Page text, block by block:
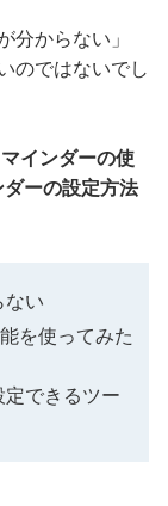
分からない」
のではないでし
インダーの使
ーの設定方法
ない
を使ってみた
できるツー